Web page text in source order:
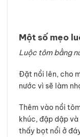
Một số mẹo
Luộc tôm bằng
Đặt nồi lên, cho
nước vì sẽ làm
Thêm vào nồi
khúc, đập dập và
thấy bọt nổi ở